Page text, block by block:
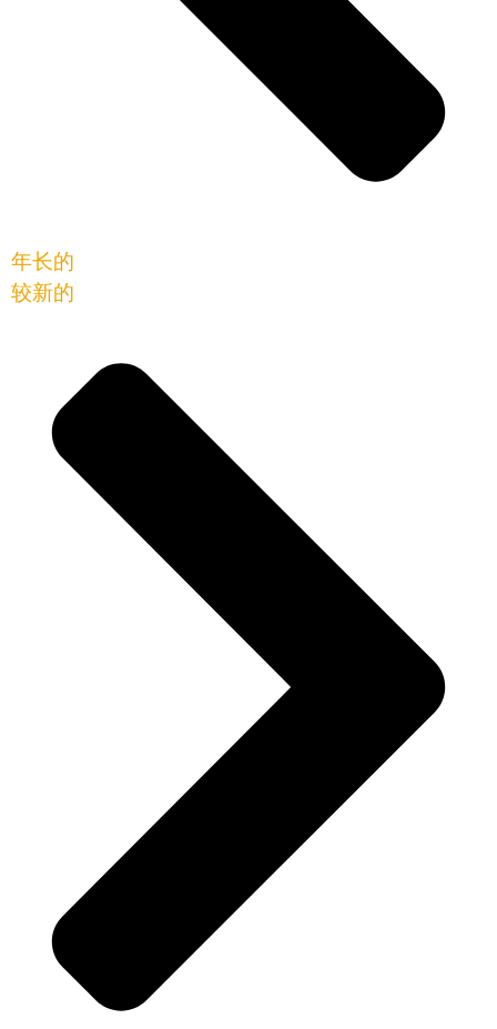
年长的
较新的